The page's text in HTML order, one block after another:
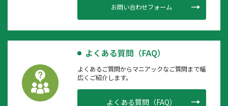
お問い合わせフォーム
よくある質問（FAQ）
よくあるご質問からマニアックなご質問まで幅
広くご紹介します。
よくある質問（FAQ）